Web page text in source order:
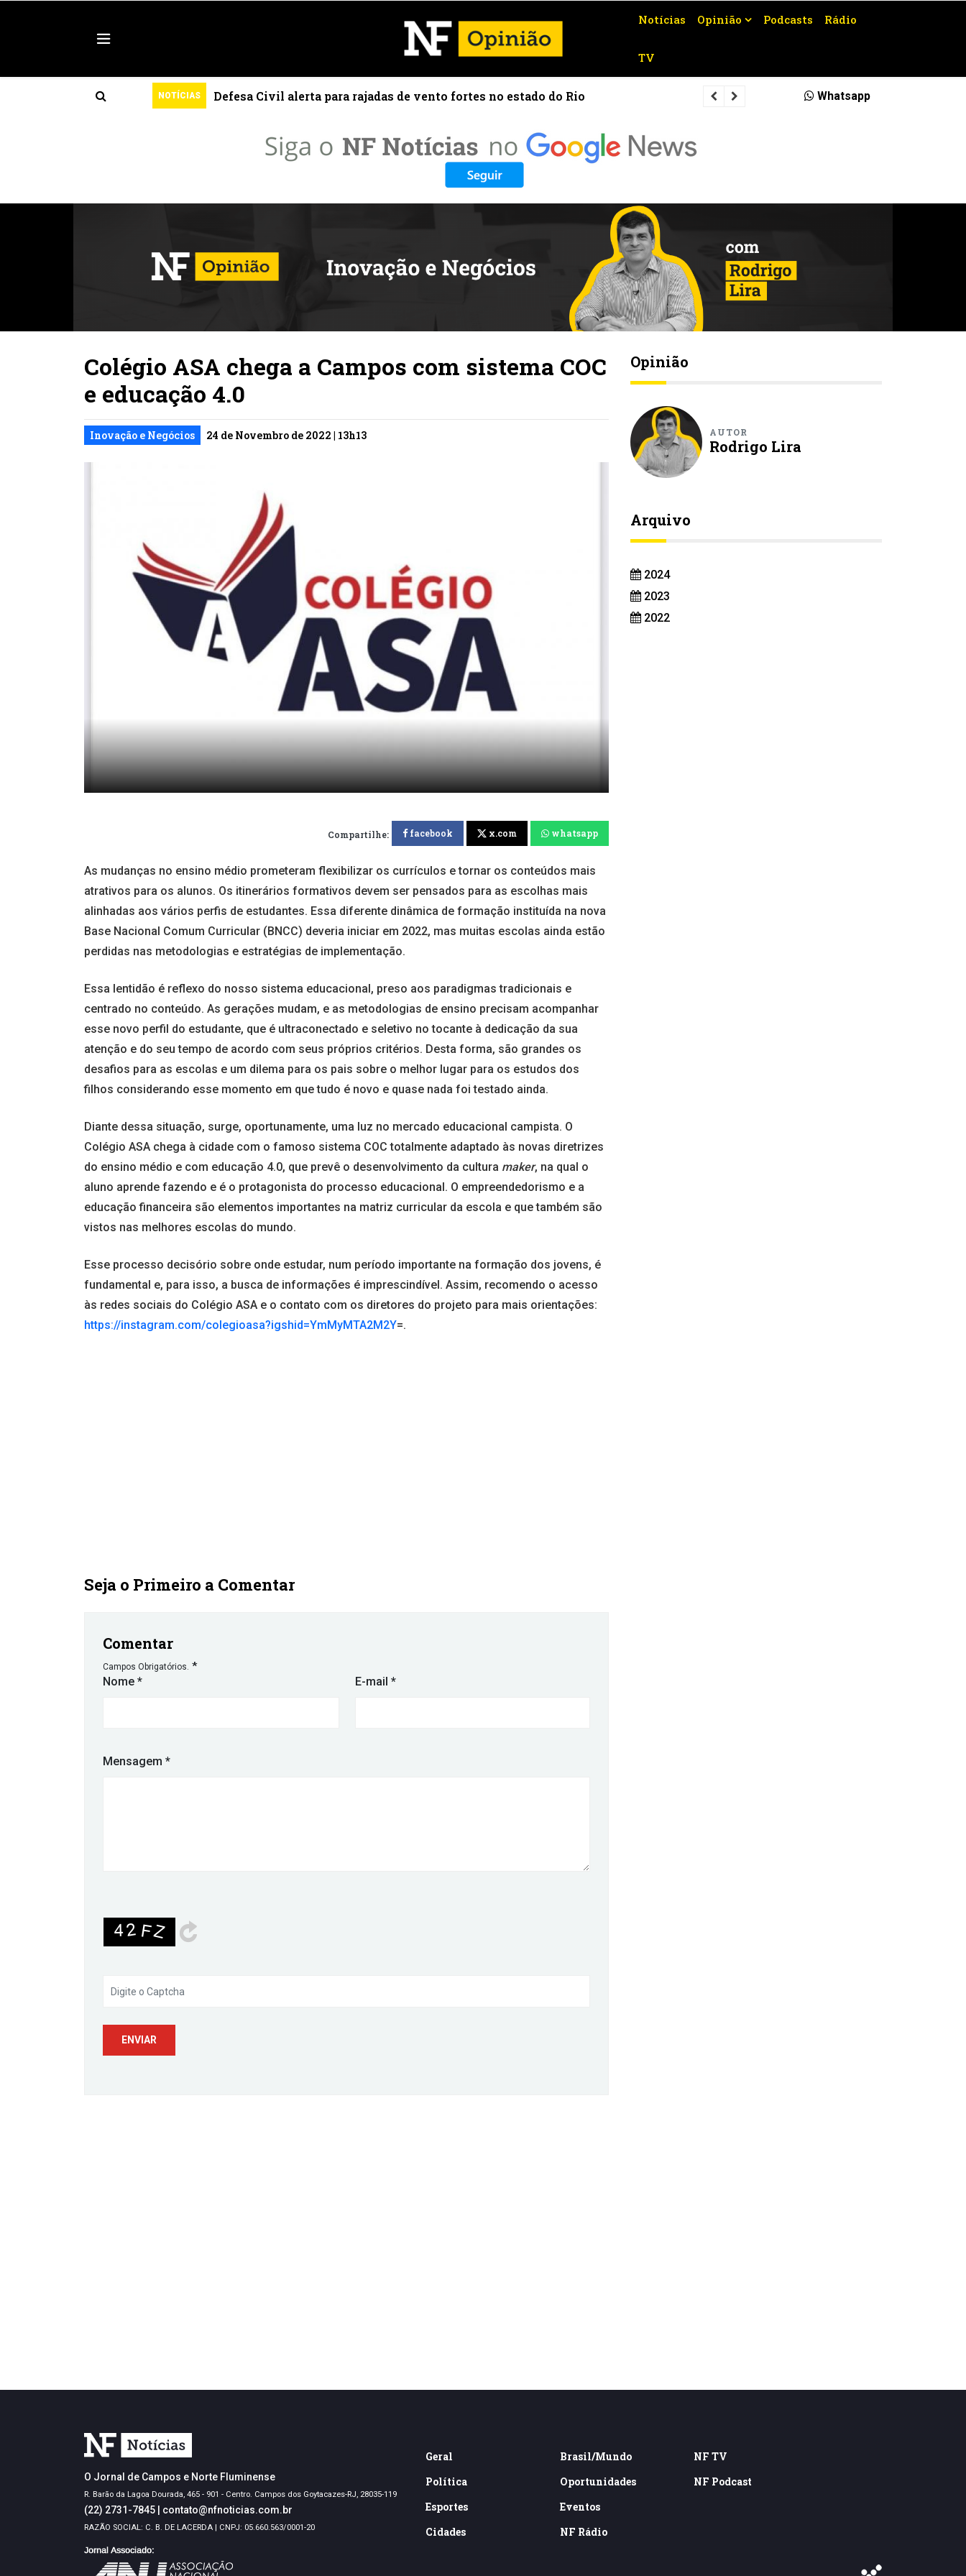
Notícias Opinião Podcasts Rádio
TV
NOTÍCIAS Defesa Civil alerta para rajadas de vento fortes no estado do Rio Veja quais rodovias serão
Whatsapp
Colégio ASA chega a Campos com sistema COC
e educação 4.0
Inovação e Negócios 24 de Novembro de 2022 | 13h13
Compartilhe: facebook x.com whatsapp
As mudanças no ensino médio prometeram flexibilizar os currículos e tornar os conteúdos mais
atrativos para os alunos. Os itinerários formativos devem ser pensados para as escolhas mais
alinhadas aos vários perfis de estudantes. Essa diferente dinâmica de formação instituída na nova
Base Nacional Comum Curricular (BNCC) deveria iniciar em 2022, mas muitas escolas ainda estão
perdidas nas metodologias e estratégias de implementação.
Essa lentidão é reflexo do nosso sistema educacional, preso aos paradigmas tradicionais e
centrado no conteúdo. As gerações mudam, e as metodologias de ensino precisam acompanhar
esse novo perfil do estudante, que é ultraconectado e seletivo no tocante à dedicação da sua
atenção e do seu tempo de acordo com seus próprios critérios. Desta forma, são grandes os
desafios para as escolas e um dilema para os pais sobre o melhor lugar para os estudos dos
filhos considerando esse momento em que tudo é novo e quase nada foi testado ainda.
Diante dessa situação, surge, oportunamente, uma luz no mercado educacional campista. O
Colégio ASA chega à cidade com o famoso sistema COC totalmente adaptado às novas diretrizes
do ensino médio e com educação 4.0, que prevê o desenvolvimento da cultura maker, na qual o
aluno aprende fazendo e é o protagonista do processo educacional. O empreendedorismo e a
educação financeira são elementos importantes na matriz curricular da escola e que também são
vistos nas melhores escolas do mundo.
Esse processo decisório sobre onde estudar, num período importante na formação dos jovens, é
fundamental e, para isso, a busca de informações é imprescindível. Assim, recomendo o acesso
às redes sociais do Colégio ASA e o contato com os diretores do projeto para mais orientações:
https://instagram.com/colegioasa?igshid=YmMyMTA2M2Y=.
Seja o Primeiro a Comentar
Comentar
Campos Obrigatórios. *
Nome * E-mail *
Mensagem *
Opinião
AUTOR
Rodrigo Lira
Arquivo
2024
2023
2022
O Jornal de Campos e Norte Fluminense
R. Barão da Lagoa Dourada, 465 - 901 - Centro. Campos dos Goytacazes-RJ, 28035-119
(22) 2731-7845 contato@nfnoticias.com.br
RAZÃO SOCIAL: C. B. DE LACERDA | CNPJ: 05.660.563/0001-20
Geral
Política
Esportes
Cidades
Brasil/Mundo
Oportunidades
Eventos
NF Rádio
NF TV
NF Podcast